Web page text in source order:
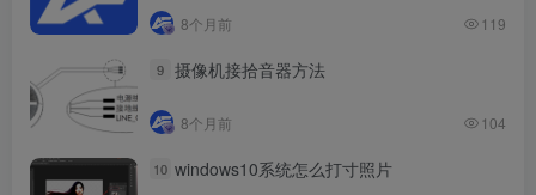
8个月前 119
9 摄像机接拾音器方法
8个月前 104
10 windows10系统怎么打寸照片